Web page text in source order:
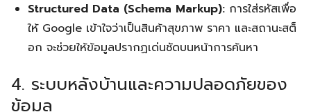
Structured Data (Schema Markup): การใส่รหัสเพื่อ
ให้ Google เข้าใจว่าเป็นสินค้าสุขภาพ ราคา และสถานะสต็
อก จะช่วยให้ข้อมูลปรากฏเด่นชัดบนหน้าการค้นหา
4. ระบบหลังบ้านและความปลอดภัยของ
ข้อมูล